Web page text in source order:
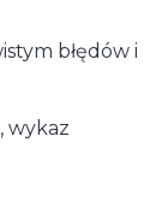
błędów i
wykaz